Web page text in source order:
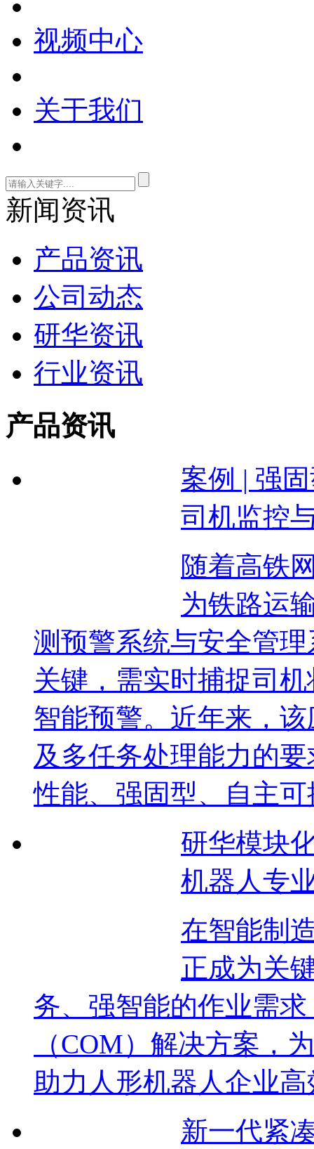
视频中心
关于我们
新闻资讯
产品资讯
公司动态
研华资讯
行业资讯
产品资讯
案例 | 强
司机监控
随着高铁
为铁路运
测预警系统与安全管
关键，需实时捕捉司
智能预警。近年来，
及多任务处理能力的
性能、强固型、自主
研华模块
机器人专
在智能制
正成为关
务、强智能的作业需
（COM）解决方案，
助力人形机器人企业
新一代紧